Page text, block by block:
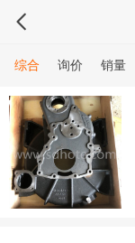
综合 询价 销量